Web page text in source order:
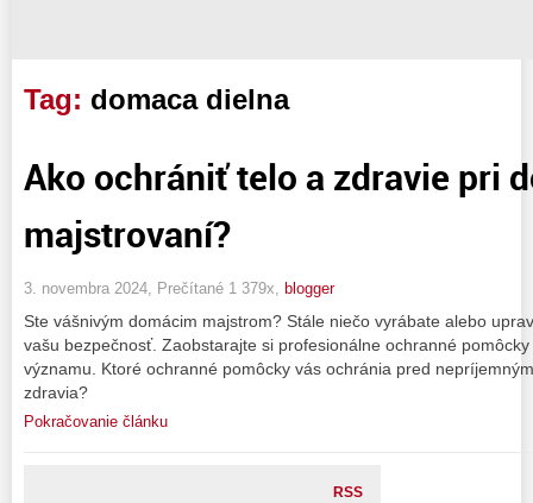
Tag: domaca dielna
Ako ochrániť telo a zdravie pri
majstrovaní?
3. novembra 2024, Prečítané 1 379x, blogger
Ste vášnivým domácim majstrom? Stále niečo vyrábate alebo
vašu bezpečnosť. Zaobstarajte si profesionálne ochranné
významu. Ktoré ochranné pomôcky vás ochránia pred
zdravia?
Pokračovanie článku
RSS